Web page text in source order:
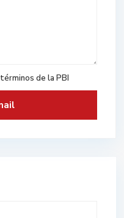
términos de la PBI